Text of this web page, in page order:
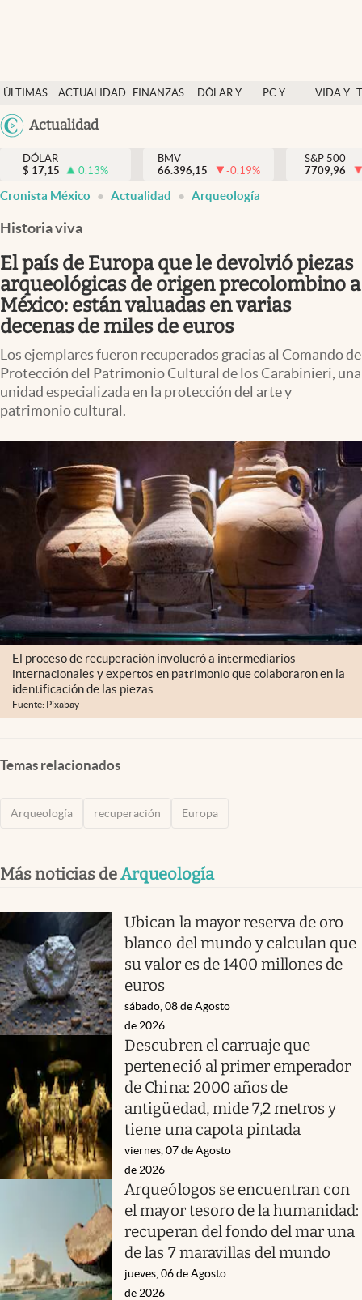
ÚLTIMAS
NOTICIAS
ACTUALIDAD
FINANZAS
DÓLAR Y
PC Y
VIDA Y
México
Actualidad
Actualidad
Finanzas y economía
Dólar y mercados
Pc y celular
Vida y estilo
Clima
Espiritualidad
abre en nueva pestaña
México
DÓLAR
$ 17,15 0.13%
BMV
66.396,15
-0.19%
S&P 500
7709,96
Cronista México Actualidad Arqueología
Historia viva
El país de Europa que le devolvió piezas
arqueológicas de origen precolombino a
México: están valuadas en varias
decenas de miles de euros
Los ejemplares fueron recuperados gracias al Comando de
Protección del Patrimonio Cultural de los Carabinieri, una
unidad especializada en la protección del arte y
patrimonio cultural.
El proceso de recuperación involucró a intermediarios
internacionales y expertos en patrimonio que colaboraron en la
identificación de las piezas.
Fuente: Pixabay
Temas relacionados
Arqueología recuperación Europa
Más noticias deArqueología
Ubican la mayor reserva de oro
blanco del mundo y calculan que
su valor es de 1400 millones de
euros
sábado, 08 de Agosto
de 2026
Descubren el carruaje que
perteneció al primer emperador
de China: 2000 años de
antigüedad, mide 7,2 metros y
tiene una capota pintada
viernes, 07 de Agosto
de 2026
Arqueólogos se encuentran con
el mayor tesoro de la humanidad:
recuperan del fondo del mar una
de las 7 maravillas del mundo
jueves, 06 de Agosto
de 2026